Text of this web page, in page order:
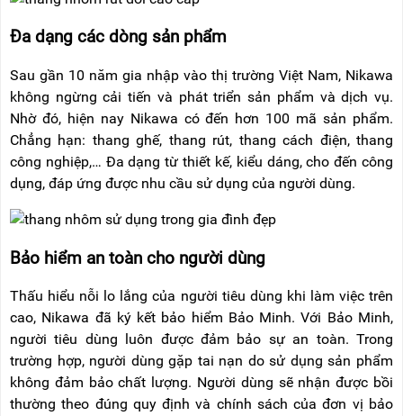
XE
NÂNG
Đa dạng các dòng sản phẩm
Sau gần 10 năm gia nhập vào thị trường Việt Nam, Nikawa
không ngừng cải tiến và phát triển sản phẩm và dịch vụ.
Nhờ đó, hiện nay Nikawa có đến hơn 100 mã sản phẩm.
Chẳng hạn: thang ghế, thang rút, thang cách điện, thang
công nghiệp,… Đa dạng từ thiết kế, kiểu dáng, cho đến công
dụng, đáp ứng được nhu cầu sử dụng của người dùng.
Bảo hiểm an toàn cho người dùng
Thấu hiểu nỗi lo lắng của người tiêu dùng khi làm việc trên
cao, Nikawa đã ký kết bảo hiểm Bảo Minh. Với Bảo Minh,
người tiêu dùng luôn được đảm bảo sự an toàn. Trong
trường hợp, người dùng gặp tai nạn do sử dụng sản phẩm
không đảm bảo chất lượng. Người dùng sẽ nhận được bồi
thường theo đúng quy định và chính sách của đơn vị bảo